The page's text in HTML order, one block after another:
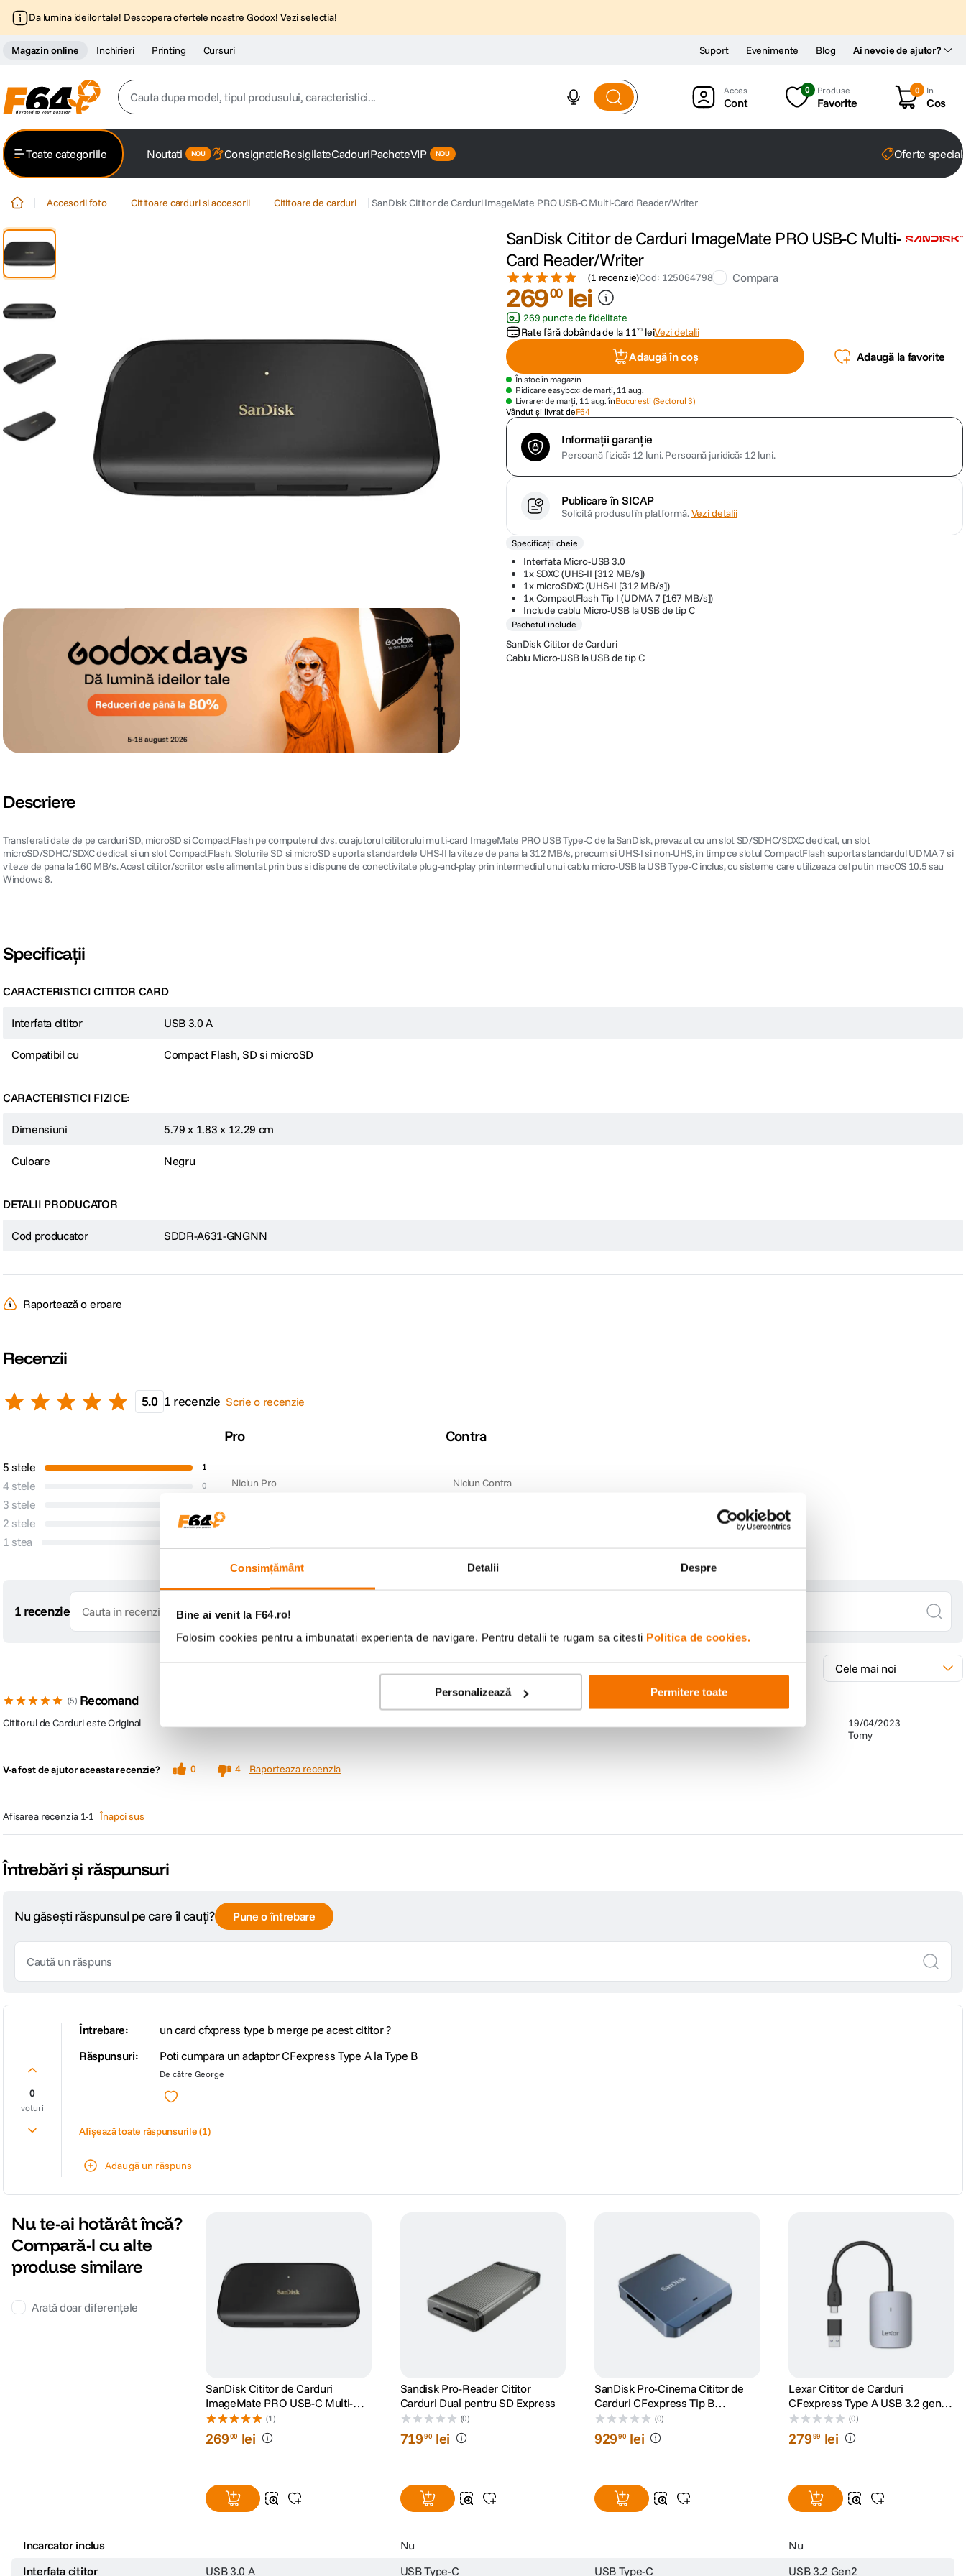
Consimțământ Detalii Despre
Bine ai venit la F64.ro!
Folosim cookies pentru a imbunatati experienta de navigare. Pentru detalii te rugam sa citesti Politica de cookies.
Personalizează Permitere toate
Da lumina ideilor tale! Descopera ofertele noastre Godox! Vezi selectia!
Magazin online Inchirieri Printing Cursuri Ai nevoie de ajutor?
Suport Evenimente Blog
Cauta dupa model, tipul produsului, caracteristici...
2. trepied
6 lavaliera
10. godox
Cont
0 Produse
Favorite
0 In
Cos
Toate categoriile Noutati ConsignatieResigilateCadouriPacheteVIP Oferte
Accesorii foto Cititoare carduri si accesorii Cititoare de carduri SanDisk Cititor de Carduri ImageMate PRO USB-C Multi-Card Reader/Writer
SanDisk Cititor de Carduri ImageMate PRO USB-C Multi-
Card Reader/Writer
(1 recenzie)Cod: 125064798 Compara
26900 lei
269 puncte de fidelitate
Rate fără dobânda de la 1120 leiVezi detalii
Adaugă în coș Adaugă la favorite
În stoc în magazin
Ridicare easybox: de marți, 11 aug.
Livrare: de marți, 11 aug. înBucuresti (Sectorul 3)
Vândut și livrat deF64
Informații garanție
Persoană fizică: 12 luni.Persoană juridică: 12 luni.
Publicare în SICAP
Solicită produsul în platformă.Vezi detalii
Specificații cheie
Interfata Micro-USB 3.0
1x SDXC (UHS-II [312 MB/s])
1x microSDXC (UHS-II [312 MB/s])
1x CompactFlash Tip I (UDMA 7 [167 MB/s])
Include cablu Micro-USB la USB de tip C
Pachetul include
SanDisk Cititor de Carduri
Cablu Micro-USB la USB de tip C
Descriere
Transferati date de pe carduri SD, microSD si CompactFlash pe computerul dvs. cu ajutorul cititorului multi-card ImageMate PRO USB Type-C de la SanDisk, prevazut cu un slot SD/SDHC/SDXC dedicat, un slot
microSD/SDHC/SDXC dedicat si un slot CompactFlash. Sloturile SD si microSD suporta standardele UHS-II la viteze de pana la 312 MB/s, precum si UHS-I si non-UHS, in timp ce slotul CompactFlash suporta standardul UDMA 7 si
viteze de pana la 160 MB/s. Acest cititor/scriitor este alimentat prin bus si dispune de conectivitate plug-and-play prin intermediul unui cablu micro-USB la USB Type-C inclus, cu sisteme care utilizeaza cel putin macOS 10.5 sau
Windows 8.
Specificații
CARACTERISTICI CITITOR CARD
Interfata cititor USB 3.0 A
Compatibil cu Compact Flash, SD si microSD
CARACTERISTICI FIZICE:
Dimensiuni 5.79 x 1.83 x 12.29 cm
Culoare Negru
DETALII PRODUCATOR
Cod producator SDDR-A631-GNGNN
Raportează o eroare
Recenzii
5.0 1 recenzie Scrie o recenzie
5 stele 1
4 stele 0
3 stele
2 stele 0
1 stea
Pro
Niciun Pro
Contra
Niciun Contra
1 recenzie
5 Recomand
19/04/2023
Tomy
Cititorul de Carduri este Original
V-a fost de ajutor aceasta recenzie? 0 4 Raporteaza recenzia
afisarea recenzia 1-1 Înapoi sus
Întrebări și răspunsuri
Nu găsești răspunsul pe care îl cauți? Pune o întrebare
0
voturi
Întrebare:
un card cfxpress type b merge pe acest cititor ?
Răspunsuri:
Poti cumpara un adaptor CFexpress Type A la Type B
De către George
Afișează toate răspunsurile(1)
Adaugă un răspuns
Nu te-ai hotărât încă?
Compară-l cu alte
produse similare
Arată doar diferențele
SanDisk Cititor de Carduri
ImageMate PRO USB-C Multi-
Card Reader/Writer
(1)
26900 lei
Sandisk Pro-Reader Cititor
Carduri Dual pentru SD Express
(0)
71990 lei
SanDisk Pro-Cinema Cititor de
Carduri CFexpress Tip B
Compatibil cu MagSafe
(0)
92990 lei
Lexar Cititor de Carduri
CFexpress Type A USB 3.2 gen 2
USB-C & USB-A
(0)
27999 lei
Incarcator inclus Nu
Nu
Interfata cititor
USB 3.0 A USB Type-C USB Type-C USB 3.2 Gen2